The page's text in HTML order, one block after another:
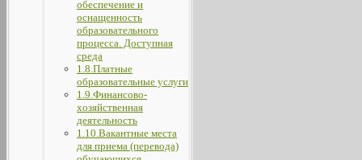
обеспечение и
оснащенность
образовательного
процесса. Доступная
среда
1.8.Платные
образовательные услуги
1.9.Финансово-
хозяйственная
деятельность
1.10.Вакантные места
для приема (перевода)